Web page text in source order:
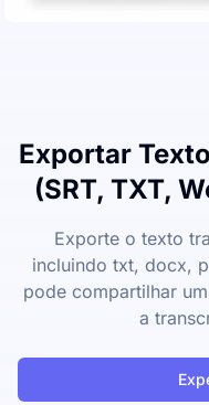
Exportar
(SRT, TXT,
Exporte o texto
incluindo txt, docx,
pode compartilhar
a